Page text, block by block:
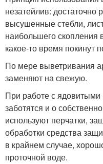
незатейлив: достаточно
высушенные стебли,
наибольшего скопления
какое-то время покинут
По мере выветривания
заменяют на свежую.
При работе с ядовитыми
заботятся и о
используют перчатки,
обработки средства
в крайнем случае,
проточной воде.